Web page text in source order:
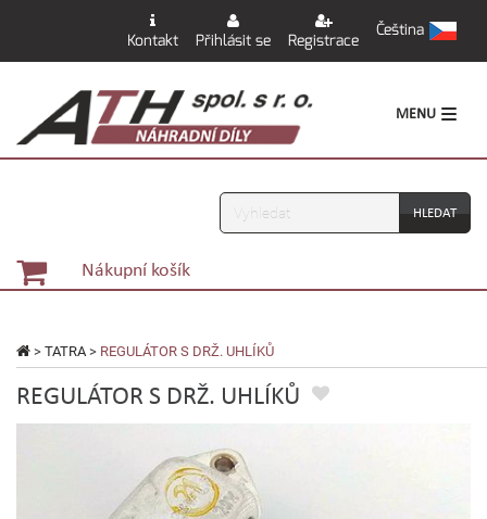
Kontakt Přihlásit se Registrace
Čeština
MENU
Vyhledávání
Nákupní košík
> TATRA> REGULÁTOR S DRŽ. UHLÍKŮ
REGULÁTOR S DRŽ. UHLÍKŮ